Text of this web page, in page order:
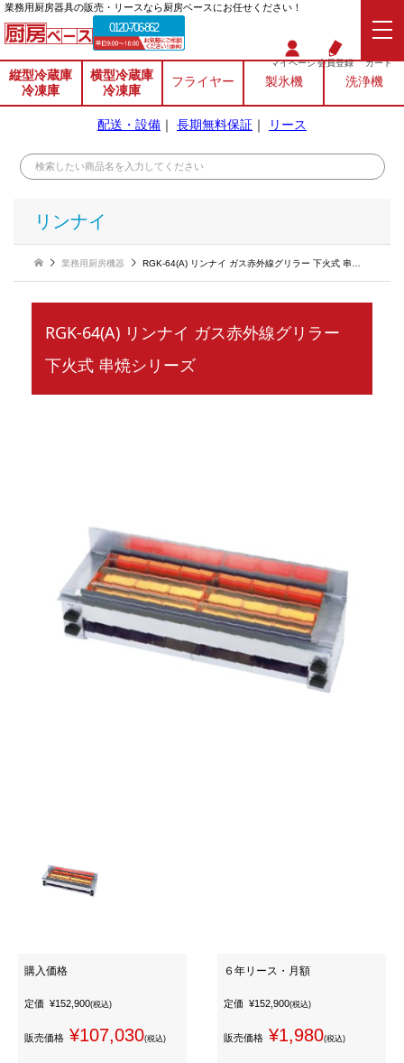
業務⽤厨房器具の販売・リースなら厨房ベースにお任せください！
0120-706-862
マイページ会員登録 カート
縦型冷蔵庫
冷凍庫
横型冷蔵庫
冷凍庫
フライヤー 製氷機 洗浄機
配送・設備 ｜ 長期無料保証 ｜ リース
リンナイ
業務用厨房機器 RGK-64(A) リンナイ ガス赤外線グリラー 下火式 串焼シリーズ
RGK-64(A) リンナイ ガス赤外線グリラー
下火式 串焼シリーズ
購入価格
定価 ¥152,900(税込)
販売価格 ¥107,030(税込)
６年リース・月額
定価 ¥152,900(税込)
販売価格 ¥1,980(税込)